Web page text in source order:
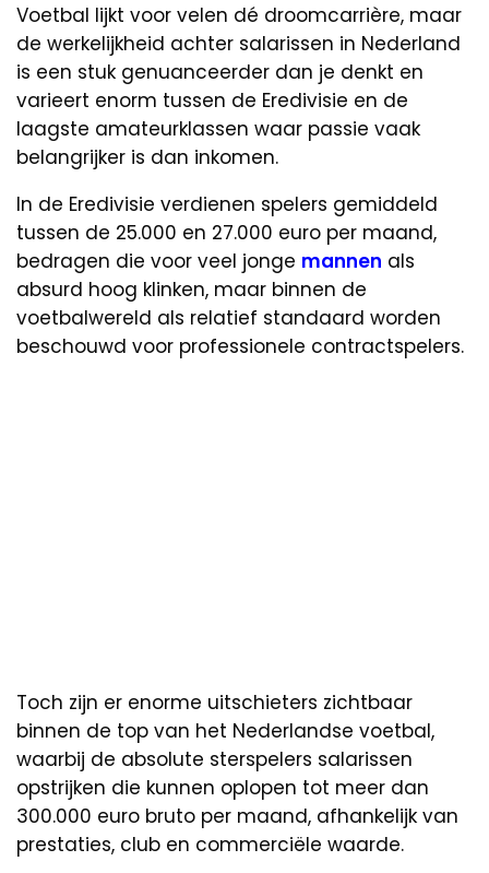
Voetbal lijkt voor velen dé droomcarrière, maar
de werkelijkheid achter salarissen in Nederland
is een stuk genuanceerder dan je denkt en
varieert enorm tussen de Eredivisie en de
laagste amateurklassen waar passie vaak
belangrijker is dan inkomen.
In de Eredivisie verdienen spelers gemiddeld
tussen de 25.000 en 27.000 euro per maand,
bedragen die voor veel jonge mannen als
absurd hoog klinken, maar binnen de
voetbalwereld als relatief standaard worden
beschouwd voor professionele contractspelers.
Toch zijn er enorme uitschieters zichtbaar
binnen de top van het Nederlandse voetbal,
waarbij de absolute sterspelers salarissen
opstrijken die kunnen oplopen tot meer dan
300.000 euro bruto per maand, afhankelijk van
prestaties, club en commerciële waarde.